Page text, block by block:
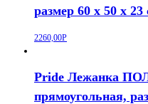
размер 60 х 50 х 23
2260,00Р
Pride Лежанка
прямоугольная,